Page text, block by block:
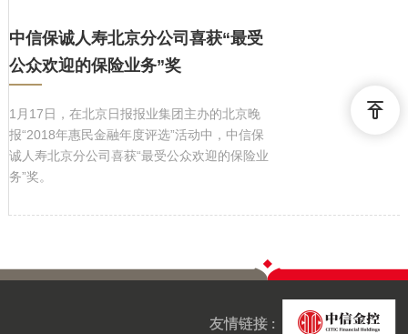
中信保诚人寿北京分公司喜获“最受
公众欢迎的保险业务”奖
1月17日，在北京日报报业集团主办的北京晚
报“2018年惠民金融年度评选”活动中，中信保
诚人寿北京分公司喜获“最受公众欢迎的保险业
务”奖。
友情链接 :